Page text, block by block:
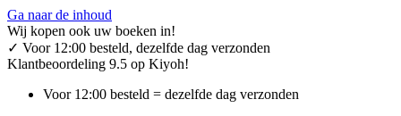
Ga naar de inhoud
Wij kopen ook uw boeken in!
✓ Voor 12:00 besteld, dezelfde dag verzonden
Klantbeoordeling 9.5 op Kiyoh!
Voor 12:00 besteld = dezelfde dag verzonden